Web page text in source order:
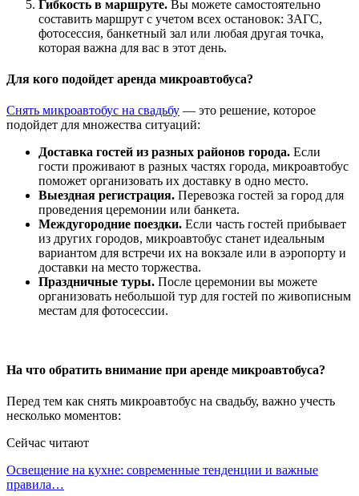
Гибкость в маршруте. Вы можете самостоятельно
составить маршрут с учетом всех остановок: ЗАГС,
фотосессия, банкетный зал или любая другая точка,
которая важна для вас в этот день.
Для кого подойдет аренда микроавтобуса?
Снять микроавтобус на свадьбу — это решение, которое
подойдет для множества ситуаций:
Доставка гостей из разных районов города. Если
гости проживают в разных частях города, микроавтобус
поможет организовать их доставку в одно место.
Выездная регистрация. Перевозка гостей за город для
проведения церемонии или банкета.
Междугородние поездки. Если часть гостей прибывает
из других городов, микроавтобус станет идеальным
вариантом для встречи их на вокзале или в аэропорту и
доставки на место торжества.
Праздничные туры. После церемонии вы можете
организовать небольшой тур для гостей по живописным
местам для фотосессии.
На что обратить внимание при аренде микроавтобуса?
Перед тем как снять микроавтобус на свадьбу, важно учесть
несколько моментов:
Сейчас читают
Освещение на кухне: современные тенденции и важные
правила…